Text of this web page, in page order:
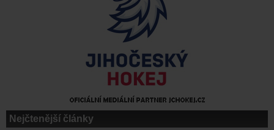
Nejčtenější články